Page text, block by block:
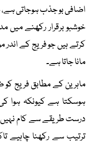
اضافی بو جذب ہوجاتی ہے،
خوشبو برقرار رکھنے میں
کرتے ہیں جو فریج کے اندر
مانا جاتا ہے۔
ماہرین کے مطابق فریج کو
ہوسکتا ہے کیونکہ ہوا
درست طریقے سے کام
ترتیب سے رکھنا چاہیے